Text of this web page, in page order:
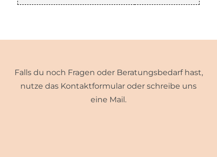
Falls du noch Fragen oder Beratungsbedarf hast,
nutze das Kontaktformular oder schreibe uns
eine Mail.